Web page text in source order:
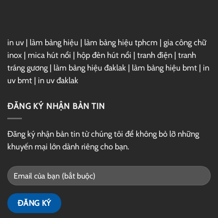
in uv | làm bảng hiệu | làm bảng hiệu tphcm | gia công chữ
inox | mica hút nổi | hộp đèn hút nổi | tranh điện | tranh
tráng gương | làm bảng hiệu đaklak | làm bảng hiệu bmt | in
uv bmt | in uv đaklak
ĐĂNG KÝ NHẬN BẢN TIN
Đăng ký nhận bản tin từ chúng tôi để không bỏ lỡ những
khuyến mại lớn dành riêng cho bạn.